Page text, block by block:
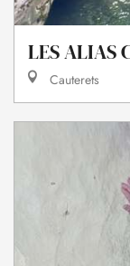
LES ALIAS
Cauterets